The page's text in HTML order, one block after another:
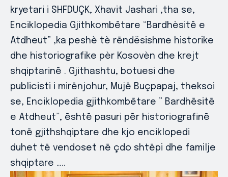
kryetari i SHFDUÇK, Xhavit Jashari ,tha se,
Enciklopedia Gjithkombētare “Bardhèsitē e
Atdheut” ,ka peshè tè rēndësishme historike
dhe historiografike pèr Kosovèn dhe krejt
shqiptarinē . Gjithashtu, botuesi dhe
publicisti i mirēnjohur, Mujē Buçpapaj, theksoi
se, Enciklopedia gjithkombētare ” Bardhēsitē
e Atdheut”, ēshtē pasuri pēr historiografinē
tonē gjithshqiptare dhe kjo enciklopedi
duhet tē vendoset nē çdo shtēpi dhe familje
shqiptare …..